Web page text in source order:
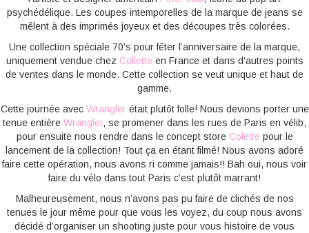
psychédélique. Les coupes intemporelles de la marque de jeans se
mêlent à des imprimés joyeux et des découpes très colorées.
Une collection spéciale 70’s pour fêter l’anniversaire de la marque,
uniquement vendue chez Collette en France et dans d’autres points
de ventes dans le monde. Cette collection se veut unique et haut de
gamme.
Cette journée avec Wranglerétait plutôt folle! Nous devions porter une
tenue entière Wrangler, se promener dans les rues de Paris en vélib,
pour ensuite nous rendre dans le concept store Colette pour le
lancement de la collection! Tout ça en étant filmé! Nous avons adoré
faire cette opération, nous avons ri comme jamais!! Bah oui, nous voir
faire du vélo dans tout Paris c’est plutôt marrant!
Malheureusement, nous n’avons pas pu faire de clichés de nos
tenues le jour même pour que vous les voyez, du coup nous avons
décidé d’organiser un shooting juste pour vous histoire de vous